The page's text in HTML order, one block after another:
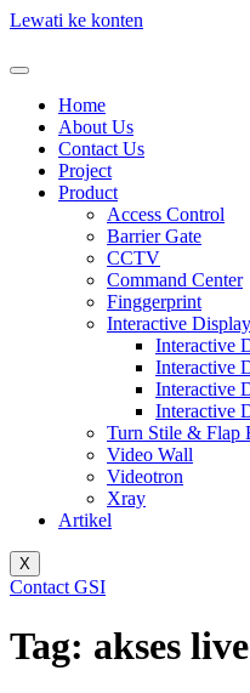
Lewati ke konten
Home
About Us
Contact Us
Project
Product
Access Control
Barrier Gate
CCTV
Command Center
Finggerprint
Interactive Display
Interactive
Interactive
Interactive
Interactive
Turn Stile & Flap
Video Wall
Videotron
Xray
Artikel
X
Contact GSI
Tag: akses